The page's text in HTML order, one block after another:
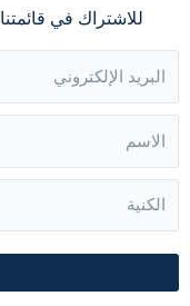
للاشتراك في قائمتنا